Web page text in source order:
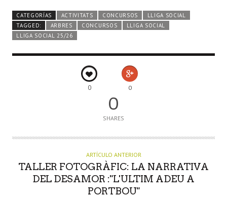
CATEGORÍAS ACTIVITATS CONCURSOS
LLIGA SOCIAL
TAGGED:
ARBRES CONCURSOS
LLIGA SOCIAL
LLIGA SOCIAL 25/26
0 0
0
SHARES
ARTÍCULO ANTERIOR
TALLER FOTOGRÀFIC: LA NARRATIVA
DEL DESAMOR :"L'ULTIM ADEU A
PORTBOU"